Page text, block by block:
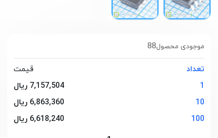
88موجودی محصول
تعداد
قیمت
1
7,157,504 ریال
10
6,863,360 ریال
100
6,618,240 ریال